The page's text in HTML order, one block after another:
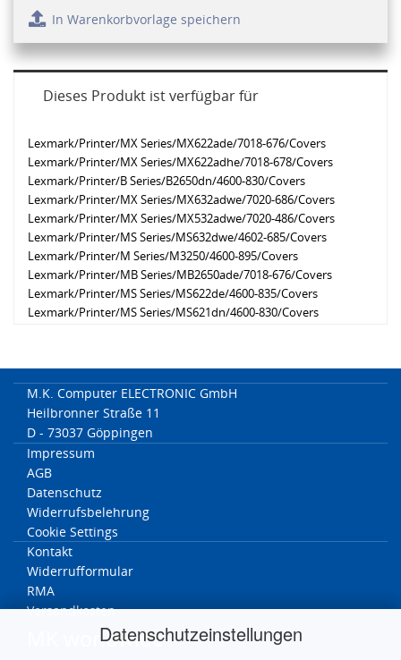
Datenschutzeinstellungen
In Warenkorbvorlage speichern
Dieses Produkt ist verfügbar für
Lexmark/Printer/MX Series/MX622ade/7018-676/Covers
Lexmark/Printer/MX Series/MX622adhe/7018-678/Covers
Lexmark/Printer/B Series/B2650dn/4600-830/Covers
Lexmark/Printer/MX Series/MX632adwe/7020-686/Covers
Lexmark/Printer/MX Series/MX532adwe/7020-486/Covers
Lexmark/Printer/MS Series/MS632dwe/4602-685/Covers
Lexmark/Printer/M Series/M3250/4600-895/Covers
Lexmark/Printer/MB Series/MB2650ade/7018-676/Covers
Lexmark/Printer/MS Series/MS622de/4600-835/Covers
Lexmark/Printer/MS Series/MS621dn/4600-830/Covers
M.K. Computer ELECTRONIC GmbH
Heilbronner Straße 11
D - 73037 Göppingen
Impressum
AGB
Datenschutz
Widerrufsbelehrung
Cookie Settings
Kontakt
Widerrufformular
RMA
Versandkosten
MK worldwide